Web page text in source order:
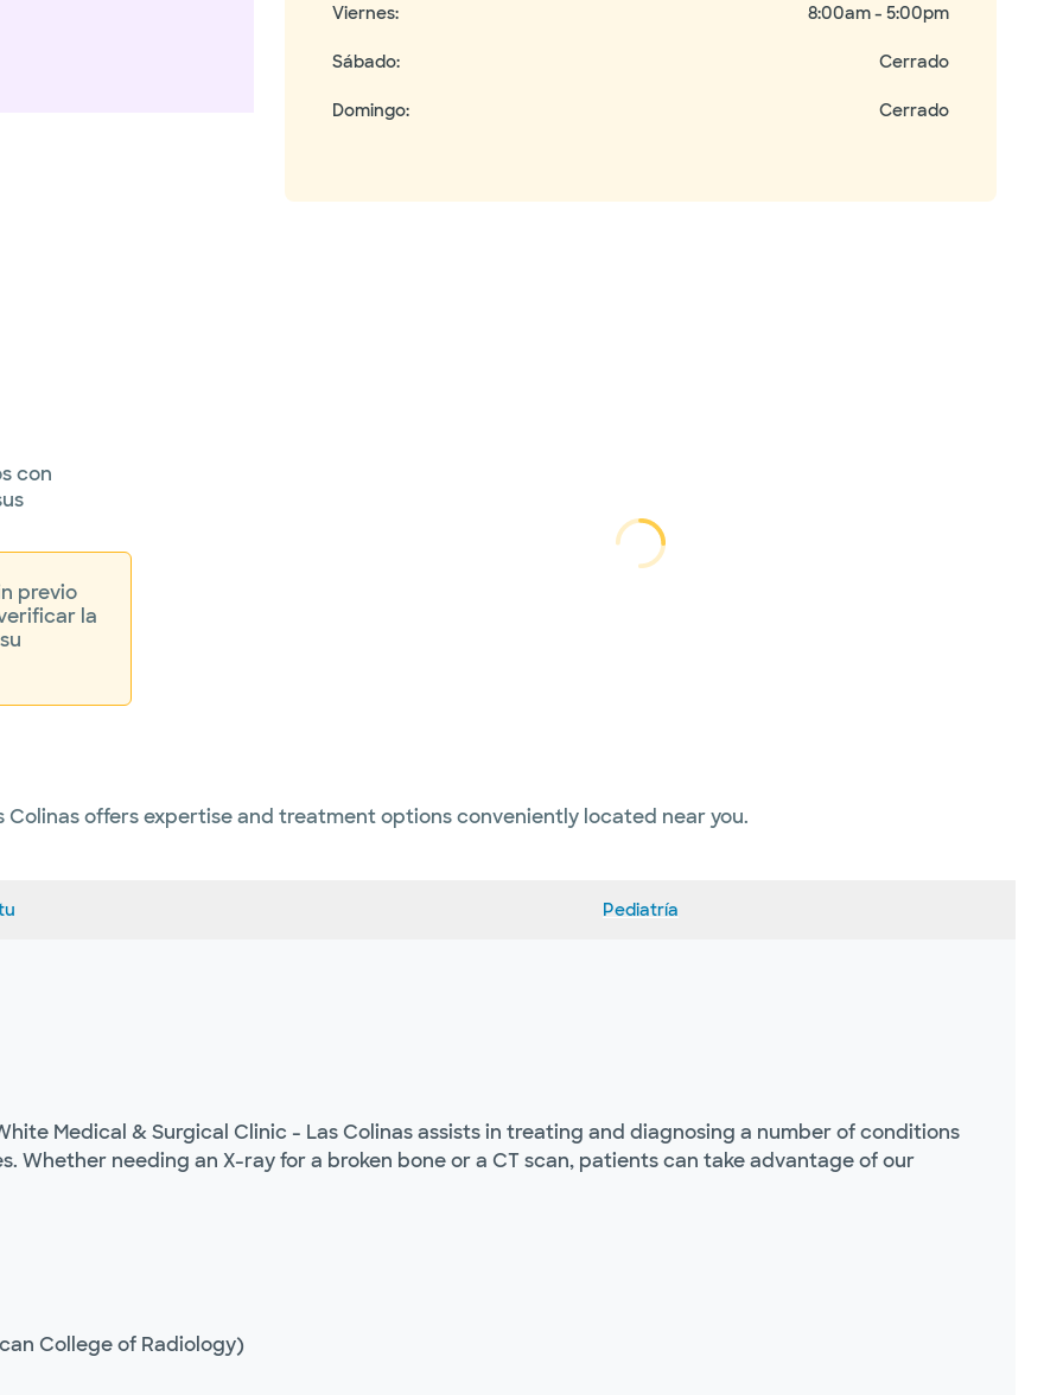
Viernes: 8:00am - 5:00pm
Sábado: Cerrado
Domingo: Cerrado
con
previo
la
cargando...
cargando
Colinas offers expertise and treatment options conveniently located near you.
Pediatría
Medical & Surgical Clinic - Las Colinas assists in treating and diagnosing a number of conditions
Whether needing an X-ray for a broken bone or a CT scan, patients can take advantage of our
College of Radiology)